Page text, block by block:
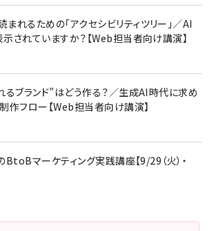
れるための「アクセシビリティツリー」／AI
されていますか？【Web担当者向け講演】
ブランド”はどう作る？／生成AI時代に求め
作フロー【Web担当者向け講演】
マーケティング実践講座【9/29（火）・